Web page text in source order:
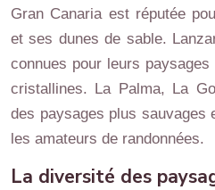
Gran Canaria est réputée
et ses dunes de sable.
connues pour leurs
cristallines. La Palma, La
des paysages plus sauvages
les amateurs de randonnées.
La diversité des